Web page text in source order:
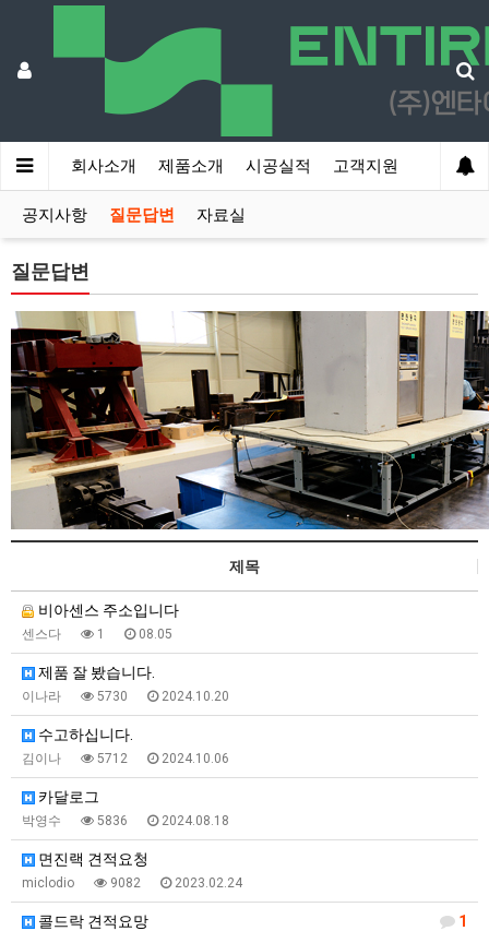
회사소개 제품소개 시공실적 고객지원
공지사항 질문답변 자료실
질문답변
제목
비아센스 주소입니다
센스다 1 08.05
제품 잘 봤습니다.
이나라 5730 2024.10.20
수고하십니다.
김이나 5712 2024.10.06
카달로그
박영수 5836 2024.08.18
면진랙 견적요청
miclodio 9082 2023.02.24
1
콜드락 견적요망